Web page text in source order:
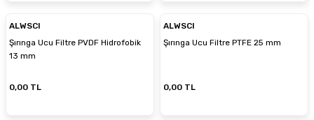
ALWSCI
Şırınga Ucu Filtre PVDF Hidrofobik
13 mm
0,00 TL
ALWSCI
Şırınga Ucu Filtre PTFE 25 mm
0,00 TL